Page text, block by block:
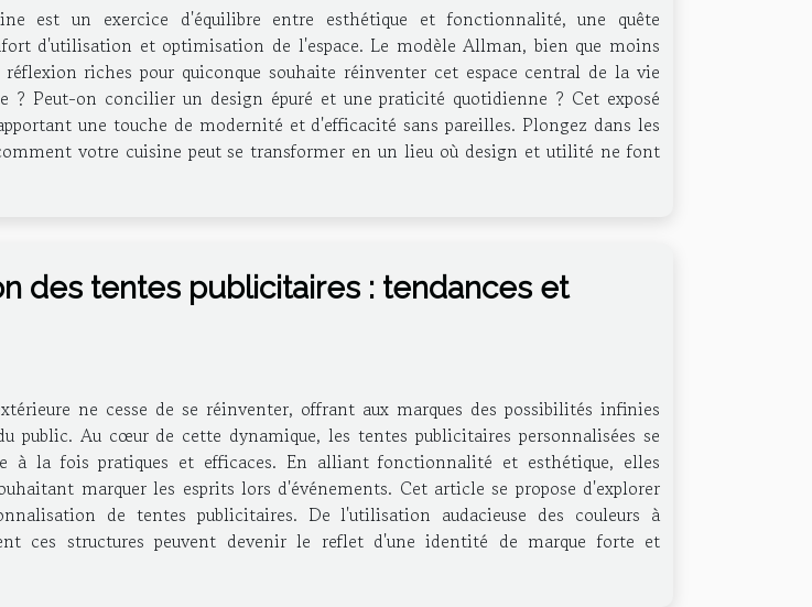
est un exercice d'équilibre entre esthétique et fonctionnalité, une quête
d'utilisation et optimisation de l'espace. Le modèle Allman, bien que moins
riches pour quiconque souhaite réinventer cet espace central de la vie
Peut-on concilier un design épuré et une praticité quotidienne ? Cet exposé
une touche de modernité et d'efficacité sans pareilles. Plongez dans les
votre cuisine peut se transformer en un lieu où design et utilité ne font
des tentes publicitaires : tendances et
ne cesse de se réinventer, offrant aux marques des possibilités infinies
public. Au cœur de cette dynamique, les tentes publicitaires personnalisées se
à la fois pratiques et efficaces. En alliant fonctionnalité et esthétique, elles
marquer les esprits lors d'événements. Cet article se propose d'explorer
de tentes publicitaires. De l'utilisation audacieuse des couleurs à
ces structures peuvent devenir le reflet d'une identité de marque forte et